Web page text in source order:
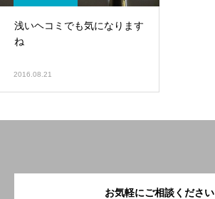
浅いヘコミでも気になります
ね
2016.08.21
お気軽にご相談ください